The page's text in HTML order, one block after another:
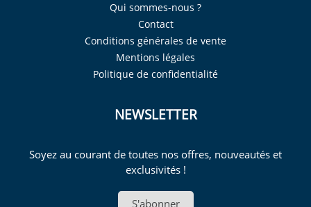
Qui sommes-nous ?
Contact
Conditions générales de vente
Mentions légales
Politique de confidentialité
NEWSLETTER
Soyez au courant de toutes nos offres, nouveautés et
exclusivités !
S'abonner